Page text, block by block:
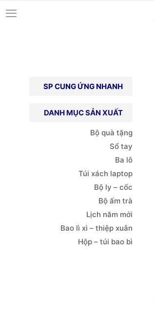
SP CUNG ỨNG NHANH
DANH MỤC SẢN XUẤT
Bộ quà tặng
Sổ tay
Ba lô
Túi xách laptop
Bộ ly – cốc
Bộ ấm trà
Lịch năm mới
Bao lì xì – thiệp xuân
Hộp – túi bao bì